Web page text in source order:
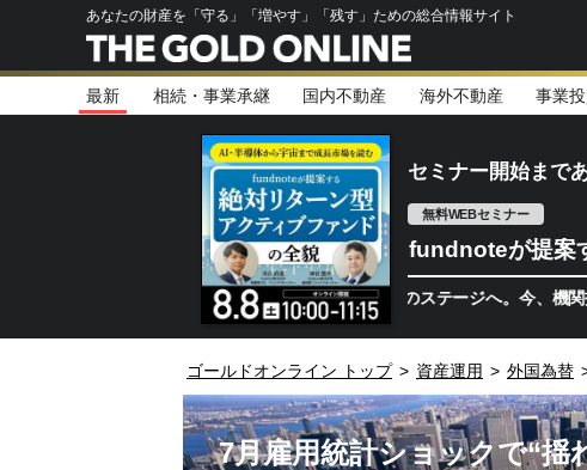
あなたの財産を「守る」「増やす」「残す」ための総合情報サイト
最新 相続・事業承継 国内不動産 海外不動産 事業
セミナー開始まで
無料WEBセミナー
fundnoteが提案
半導体相場は次のステージへ。今、機関投資家が
ゴールドオンライン トップ > 資産運用 > 外国為替
7月雇用統計ショックで“